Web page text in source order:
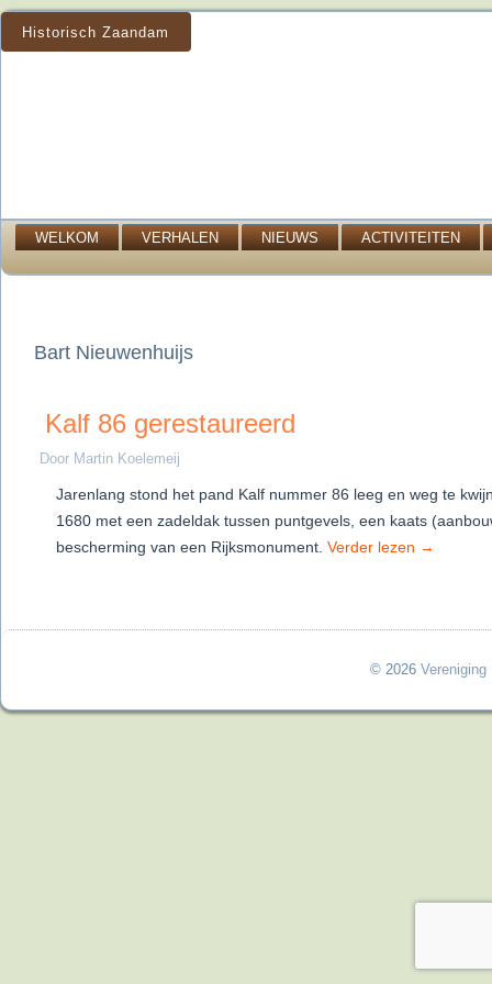
Historisch Zaandam
WELKOM VERHALEN NIEUWS ACTIVITEITEN
Bart Nieuwenhuijs
Kalf 86 gerestaureerd
Door Martin Koelemeij
Jarenlang stond het pand Kalf nummer 86 leeg en weg te
1680 met een zadeldak tussen puntgevels, een kaats
bescherming van een Rijksmonument. Verder lezen →
© 2026